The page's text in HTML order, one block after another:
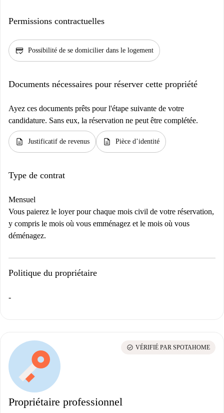
Permissions contractuelles
credit_score Possibilité de se domicilier dans le logement
Documents nécessaires pour réserver cette propriété
Ayez ces documents prêts pour l'étape suivante de votre
candidature. Sans eux, la réservation ne peut être complétée.
description Justificatif de revenus description Pièce d’identité
Type de contrat
Mensuel
Vous paierez le loyer pour chaque mois civil de votre réservation,
y compris le mois où vous emménagez et le mois où vous
déménagez.
Politique du propriétaire
-
Propriétaire professionnel
check_circle VÉRIFIÉ PAR SPOTAHOME